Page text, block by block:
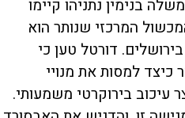
בנימין נתניהו קיימו
המרכזי שנותר הוא
דורטל טען כי
למסות את מנויי
עיכוב בירוקרטי משמעותי.